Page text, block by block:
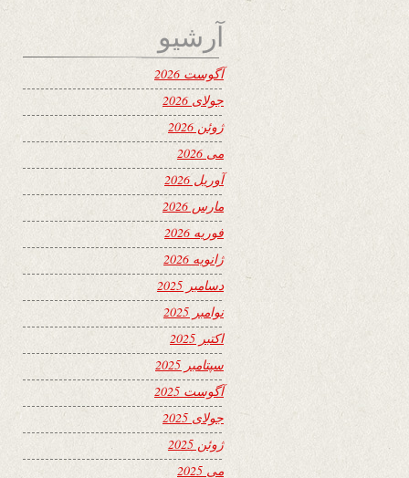
آرشیو
آگوست 2026
جولای 2026
ژوئن 2026
می 2026
آوریل 2026
مارس 2026
فوریه 2026
ژانویه 2026
دسامبر 2025
نوامبر 2025
اکتبر 2025
سپتامبر 2025
آگوست 2025
جولای 2025
ژوئن 2025
می 2025